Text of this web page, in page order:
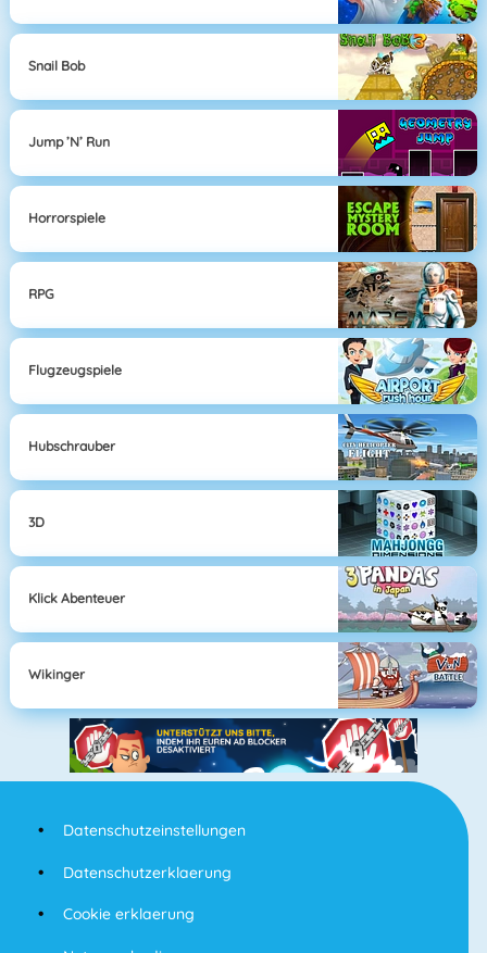
Snail Bob
Jump ’n’ Run
Horrorspiele
RPG
Flugzeugspiele
Hubschrauber
3D
Klick Abenteuer
Wikinger
Datenschutzeinstellungen
Datenschutzerklaerung
Cookie erklaerung